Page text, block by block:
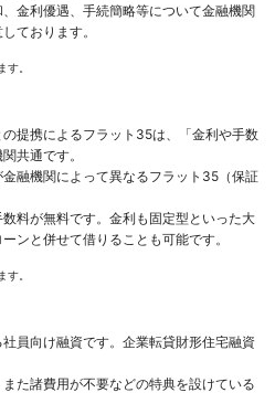
金利優遇、手続簡略等について金融機関
ております。
。
提携によるフラット35は、「金利や手数
共通です。
金融機関によって異なるフラット35（保証
料が無料です。金利も固定型といった大
ンと併せて借りることも可能です。
。
員向け融資です。企業転貸財形住宅融資
た諸費用が不要などの特典を設けている